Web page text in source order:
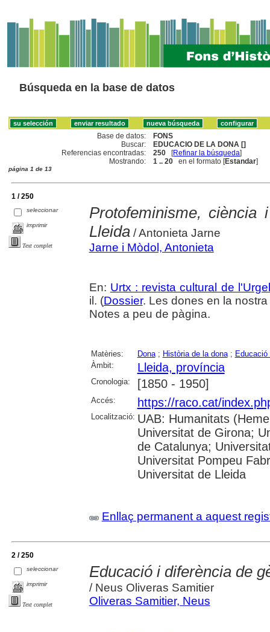
Búsqueda en la base de datos
Base de datos:
FONS
Buscar:
EDUCACIO DE LA DONA []
Referencias encontradas:
250 [Refinar la búsqueda]
Mostrando:
1 .. 20 en el formato [Estandar]
página 1 de 13
1 / 250
seleccionar
imprimir
Text complet
Protofeminisme,
Lleida/ Antonieta Jarne
Jarne i Mòdol, Antonieta
En: Urtx : revista cultural de
il. (Dossier. Les dones en la
Notes a peu de pàgina.
Matèries: Dona; Història de la dona; Educació
Àmbit:
Lleida, província
Cronologia: [1850 - 1950]
Accés: https://raco.cat/
Localització: UAB: Humanitats
Universitat de Girona;
de Catalunya;
Universitat Pompeu
Universitat de Lleida
Enllaç permanent a aquest
2 / 250
seleccionar
imprimir
Text complet
Educació i diferència de
/ Neus Oliveras Samitier
Oliveras Samitier, Neus